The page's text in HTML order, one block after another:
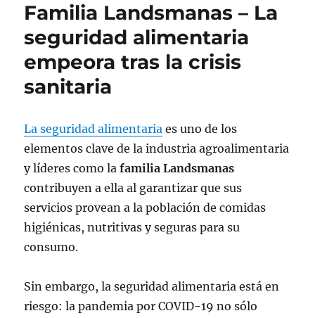
Familia Landsmanas – La
seguridad alimentaria
empeora tras la crisis
sanitaria
La seguridad alimentaria es uno de los
elementos clave de la industria agroalimentaria
y líderes como lafamilia Landsmanas
contribuyen a ella al garantizar que sus
servicios provean a la población de comidas
higiénicas, nutritivas y seguras para su
consumo.
Sin embargo, la seguridad alimentaria está en
riesgo: la pandemia por COVID-19 no sólo